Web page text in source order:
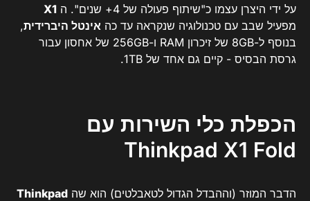
על ידי היצרן עצמו כ"שיתוף פעולה של 4+ שנים". ה
X1
מפעיל שבב עם טכנולוגיה שנקראה עד כה אינטל היברידית,
בנוסף ל-8GB של זיכרון RAM ו-256GB של אחסון עבור
גרסת הבסיס - קיים גם אחד של 1TB.
הכפלת כלי השירות עם
Thinkpad X1 Fold
הדבר המוזר (וההבדל הגדול לטאבלטים) הוא שה Thinkpad